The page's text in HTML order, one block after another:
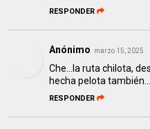
RESPONDER
Anónimo marzo 15, 2025
Che...la ruta chilota,
hecha pelota
RESPONDER